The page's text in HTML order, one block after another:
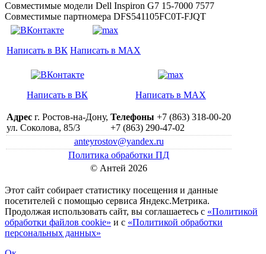
Совместимые модели Dell Inspiron G7 15-7000 7577
Совместимые партномера DFS541105FC0T-FJQT
Написать в ВК Написать в MAX
Написать в ВК Написать в MAX
Адрес г. Ростов-на-Дону,
ул. Соколова, 85/3
Телефоны +7 (863) 318-00-20
+7 (863) 290-47-02
anteyrostov@yandex.ru
Политика обработки ПД
© Антей 2026
Этот сайт собирает статистику посещения и данные
посетителей c помощью сервиса Яндекс.Метрика.
Продолжая использовать сайт, вы соглашаетесь с «Политикой
обработки файлов cookie» и с «Политикой обработки
персональных данных»